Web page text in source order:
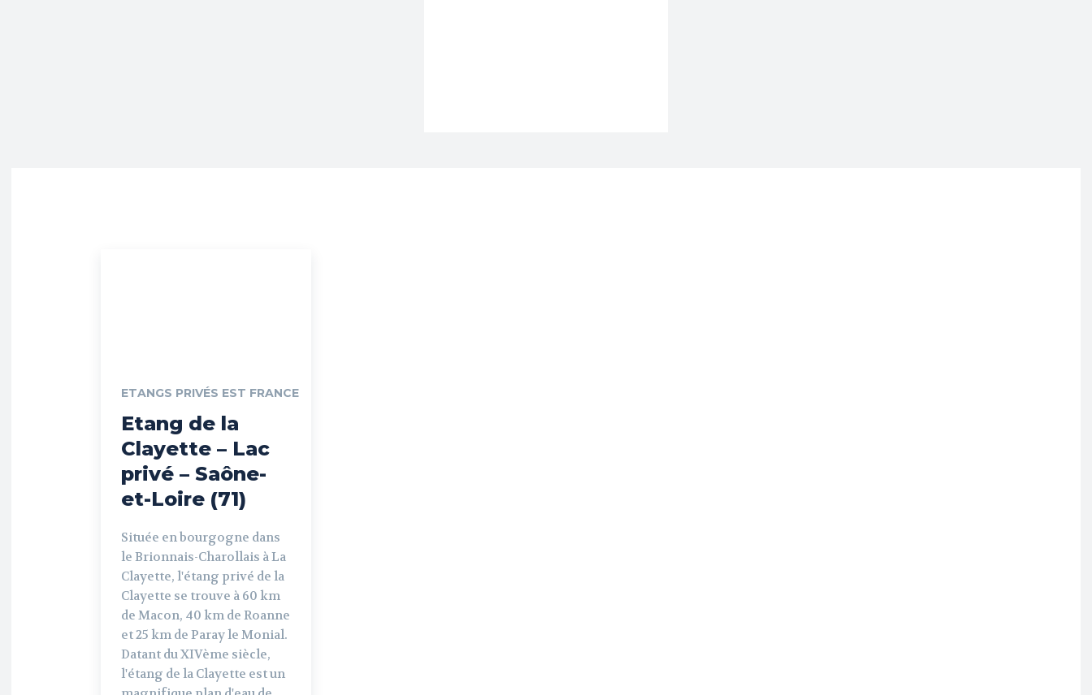
ETANGS PRIVÉS EST FRANCE
Etang de la
Clayette – Lac
privé – Saône-
et-Loire (71)
Située en bourgogne dans
le Brionnais-Charollais à La
Clayette, l'étang privé de la
Clayette se trouve à 60 km
de Macon, 40 km de Roanne
et 25 km de Paray le Monial.
Datant du XIVème siècle,
l'étang de la Clayette est un